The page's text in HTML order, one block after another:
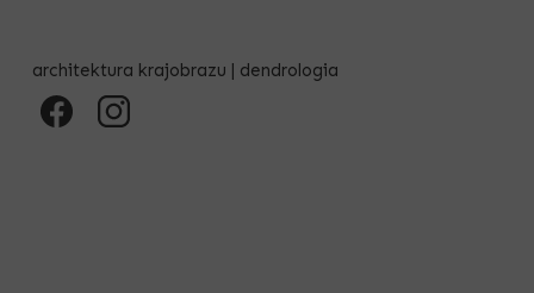
architektura krajobrazu | dendrologia